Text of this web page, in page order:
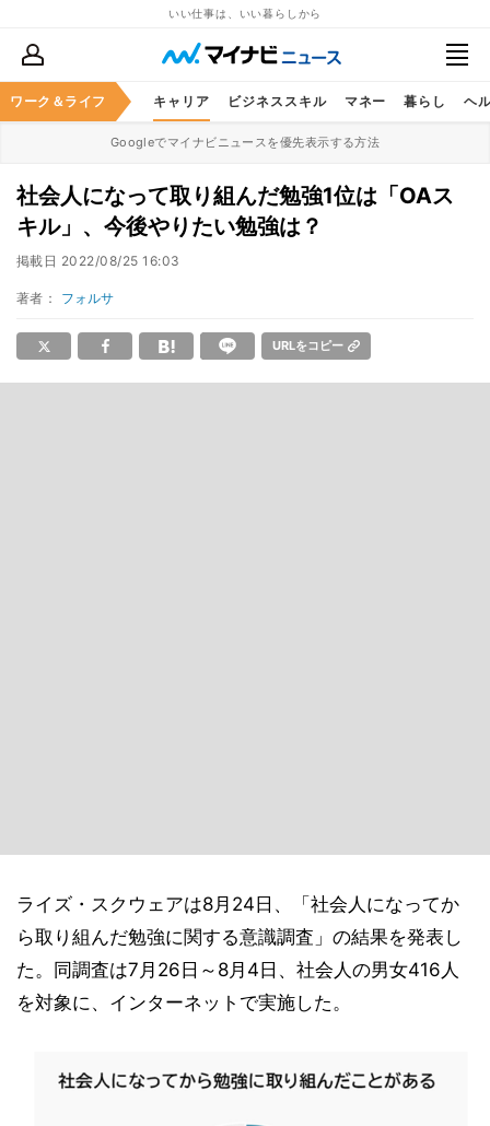
いい仕事は、いい暮らしから
ワーク＆ライフ キャリア ビジネススキル マネー 暮らし ヘ
Googleでマイナビニュースを優先表示する方法
社会人になって取り組んだ勉強1位は「OAス
キル」、今後やりたい勉強は？
掲載日 2022/08/25 16:03
著者： フォルサ
URLをコピー
ライズ・スクウェアは8月24日、「社会人になってか
ら取り組んだ勉強に関する意識調査」の結果を発表し
た。同調査は7月26日～8月4日、社会人の男女416人
を対象に、インターネットで実施した。